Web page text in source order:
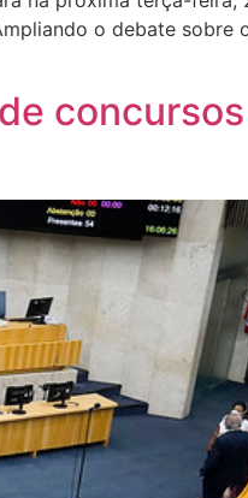
o debate sobre
concursos